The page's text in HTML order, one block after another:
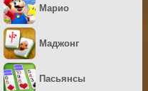
Марио
Маджонг
Пасьянсы